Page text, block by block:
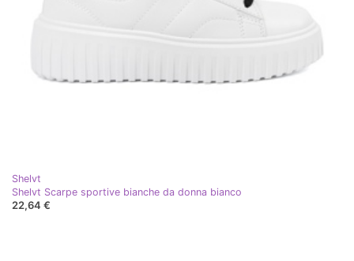
Shelvt
Shelvt Scarpe sportive bianche da donna bianco
22,64 €